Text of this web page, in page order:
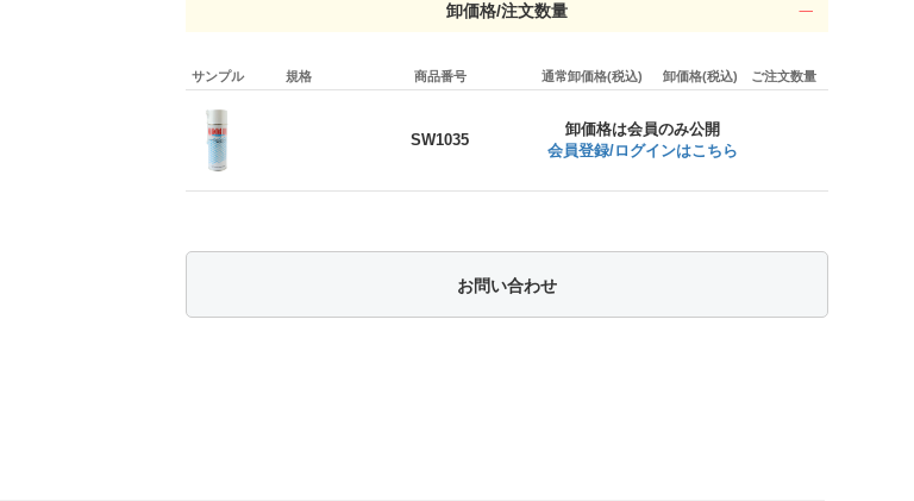
卸価格/注文数量
サンプル 規格 商品番号 通常卸価格(税込) 卸価格(税込) ご注文数量
SW1035
卸価格は会員のみ公開
会員登録/ログインはこちら
お問い合わせ